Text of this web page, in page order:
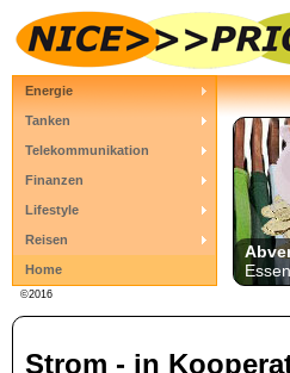
Energie
Tanken
Telekommunikation
Finanzen
Lifestyle
Reisen
Home
©2016
Strom - in